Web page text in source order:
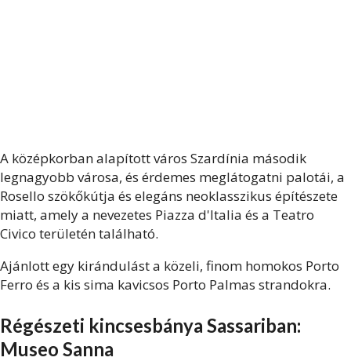
A középkorban alapított város Szardínia második
legnagyobb városa, és érdemes meglátogatni palotái, a
Rosello szökőkútja és elegáns neoklasszikus építészete
miatt, amely a nevezetes Piazza d'Italia és a Teatro
Civico területén található.
Ajánlott egy kirándulást a közeli, finom homokos Porto
Ferro és a kis sima kavicsos Porto Palmas strandokra.
Régészeti kincsesbánya Sassariban:
Museo Sanna